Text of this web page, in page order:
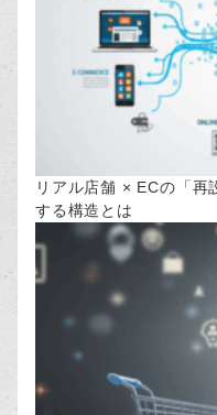
リアル店舗 × ECの「再
する構造とは